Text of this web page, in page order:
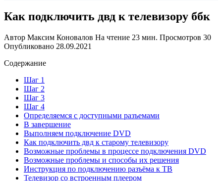
Как подключить двд к телевизору ббк
Автор Максим Коновалов На чтение 23 мин. Просмотров 30
Опубликовано 28.09.2021
Содержание
Шаг 1
Шаг 2
Шаг 3
Шаг 4
Определяемся с доступными разъемами
В завершение
Выполняем подключение DVD
Как подключить двд к старому телевизору
Возможные проблемы в процессе подключения DVD
Возможные проблемы и способы их решения
Инструкция по подключению разъёма к ТВ
Телевизор со встроенным плеером